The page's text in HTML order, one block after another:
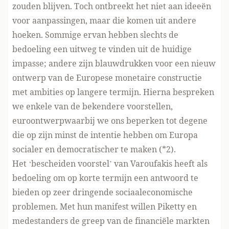
zouden blijven. Toch ontbreekt het niet aan ideeën
voor aanpassingen, maar die komen uit andere
hoeken. Sommige ervan hebben slechts de
bedoeling een uitweg te vinden uit de huidige
impasse; andere zijn blauwdrukken voor een nieuw
ontwerp van de Europese monetaire constructie
met ambities op langere termijn. Hierna bespreken
we enkele van de bekendere voorstellen,
euroontwerpwaarbij we ons beperken tot degene
die op zijn minst de intentie hebben om Europa
socialer en democratischer te maken (*2).
Het ‘bescheiden voorstel’ van Varoufakis heeft als
bedoeling om op korte termijn een antwoord te
bieden op zeer dringende sociaaleconomische
problemen. Met hun manifest willen Piketty en
medestanders de greep van de financiële markten